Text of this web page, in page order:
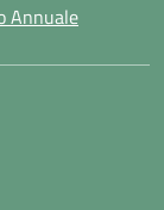
Annuale